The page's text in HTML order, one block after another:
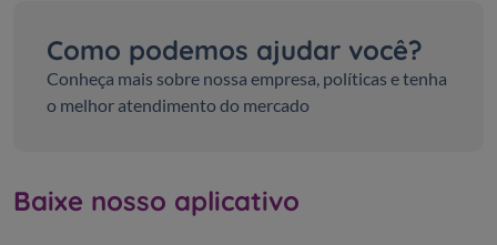
Como podemos ajudar você?
Conheça mais sobre nossa empresa, políticas e tenha
o melhor atendimento do mercado
Baixe nosso aplicativo